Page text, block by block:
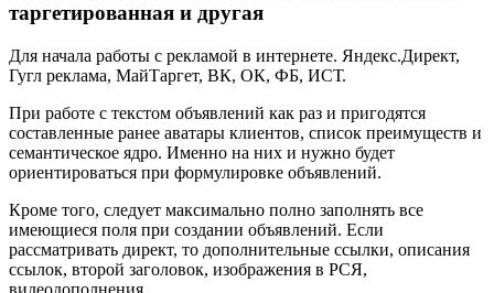
таргетированная и другая
Для начала работы с рекламой в интернете. Яндекс.Директ,
Гугл реклама, МайТаргет, ВК, ОК, ФБ, ИСТ.
При работе с текстом объявлений как раз и пригодятся
составленные ранее аватары клиентов, список преимуществ и
семантическое ядро. Именно на них и нужно будет
ориентироваться при формулировке объявлений.
Кроме того, следует максимально полно заполнять все
имеющиеся поля при создании объявлений. Если
рассматривать директ, то дополнительные ссылки, описания
ссылок, второй заголовок, изображения в РСЯ,
видеодополнения.